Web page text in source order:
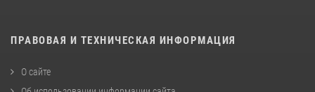
ПРАВОВАЯ И ТЕХНИЧЕСКАЯ ИНФОРМАЦИЯ
О сайте